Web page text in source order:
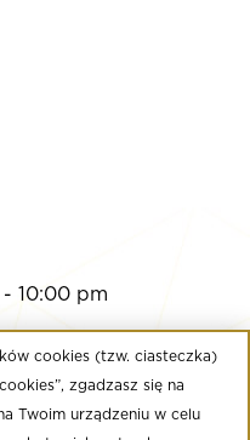
10:00 pm
cookies (tzw. ciasteczka)
zgadzasz się na
Twoim urządzeniu w celu